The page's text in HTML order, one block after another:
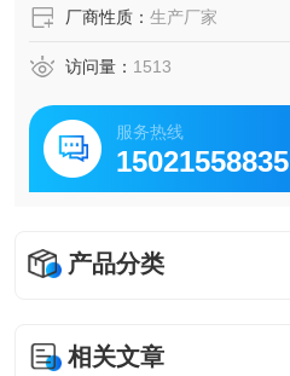
厂商性质： 生产厂家
访问量： 1513
服务热线
15021558835
产品分类
相关文章